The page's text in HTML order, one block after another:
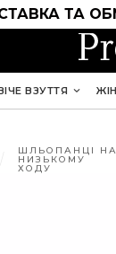
ТА
ВЗУТТЯ
ШЛЬОПАНЦІ НА
НИЗЬКОМУ
ХОДУ